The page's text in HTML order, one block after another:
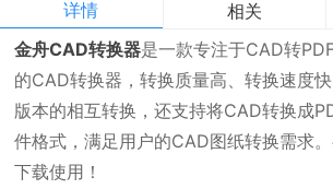
详情 相关
金舟CAD转换器是一款专注于CAD转
的CAD转换器，转换质量高、转换速度
版本的相互转换，还支持将CAD转换成
件格式，满足用户的CAD图纸转换需求
下载使用！